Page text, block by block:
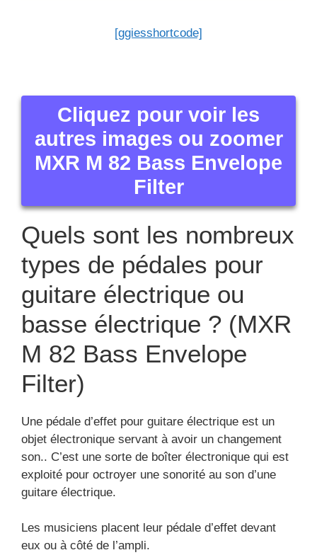
[ggiesshortcode]
Cliquez pour voir les
autres images ou zoomer
MXR M 82 Bass Envelope
Filter
Quels sont les nombreux
types de pédales pour
guitare électrique ou
basse électrique ? (MXR
M 82 Bass Envelope
Filter)
Une pédale d’effet pour guitare électrique est un
objet électronique servant à avoir un changement
son.. C’est une sorte de boîter électronique qui est
exploité pour octroyer une sonorité au son d’une
guitare électrique.
Les musiciens placent leur pédale d’effet devant
eux ou à côté de l’ampli.